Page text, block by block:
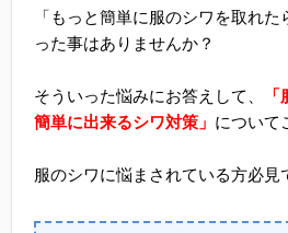
「もっと簡単に服のシワを取れ
った事はありませんか？
そういった悩みにお答えして、
簡単に出来るシワ対策」 について
服のシワに悩まされている方必見